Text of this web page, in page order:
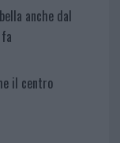
anche dal
il centro